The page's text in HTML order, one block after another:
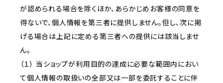
が認められる場合を除くほか、あらかじめお客様の同意を
得ないで、個人情報を第三者に提供しません。但し、次に掲
げる場合は上記に定める第三者への提供には該当しませ
ん。
（１） 当ショップが利用目的の達成に必要な範囲内におい
て個人情報の取扱いの全部又は一部を委託することに伴